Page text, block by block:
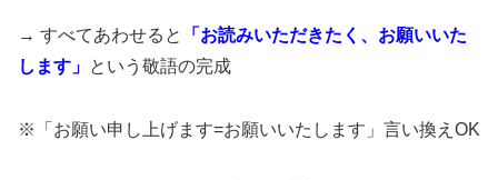
→ すべてあわせると
「お読みいただきたく、お願いいた
します」 という敬語の完成
※「お願い申し上げます=お願いいたします」言い換えOK